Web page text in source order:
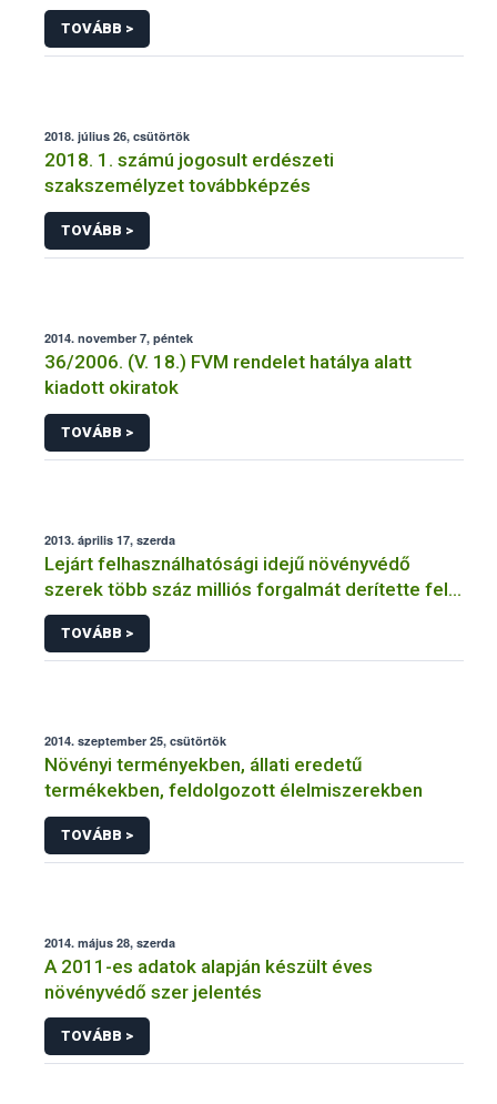
TOVÁBB >
2018. július 26, csütörtök
2018. 1. számú jogosult erdészeti
szakszemélyzet továbbképzés
TOVÁBB >
2014. november 7, péntek
36/2006. (V. 18.) FVM rendelet hatálya alatt
kiadott okiratok
TOVÁBB >
2013. április 17, szerda
Lejárt felhasználhatósági idejű növényvédő
szerek több száz milliós forgalmát derítette fel a
NÉBIH
TOVÁBB >
2014. szeptember 25, csütörtök
Növényi terményekben, állati eredetű
termékekben, feldolgozott élelmiszerekben
TOVÁBB >
2014. május 28, szerda
A 2011-es adatok alapján készült éves
növényvédő szer jelentés
TOVÁBB >